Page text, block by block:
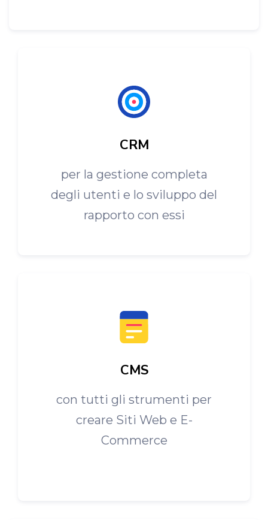
CRM
per la gestione completa
degli utenti e lo sviluppo del
rapporto con essi
CMS
con tutti gli strumenti per
creare Siti Web e E-
Commerce